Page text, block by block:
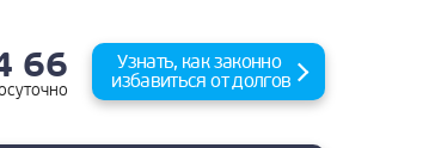
66
Узнать, как законно
избавиться от долгов